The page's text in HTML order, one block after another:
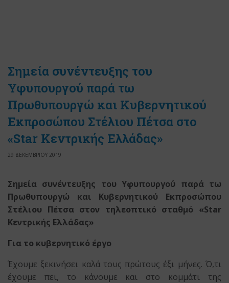
Σημεία συνέντευξης του
Υφυπουργού παρά τω
Πρωθυπουργώ και Κυβερνητικού
Εκπροσώπου Στέλιου Πέτσα στο
«Star Κεντρικής Ελλάδας»
29 ΔΕΚΕΜΒΡΙΟΥ 2019
Σημεία συνέντευξης του Υφυπουργού παρά τω
Πρωθυπουργώ και Κυβερνητικού Εκπροσώπου
Στέλιου Πέτσα στον τηλεοπτικό σταθμό «Star
Κεντρικής Ελλάδας»
Για το κυβερνητικό έργο
Έχουμε ξεκινήσει καλά τους πρώτους έξι μήνες. Ό,τι
έχουμε πει, το κάνουμε και στο κομμάτι της